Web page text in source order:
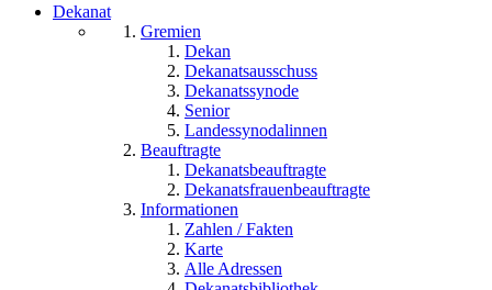
Dekanat
Gremien
Dekan
Dekanatsausschuss
Dekanatssynode
Senior
Landessynodalinnen
Beauftragte
Dekanatsbeauftragte
Dekanatsfrauenbeauftragte
Informationen
Zahlen / Fakten
Karte
Alle Adressen